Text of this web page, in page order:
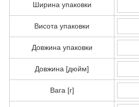
Ширина упаковки
Висота упаковки
Довжина упаковки
Довжина [дюйм]
Вага [г]